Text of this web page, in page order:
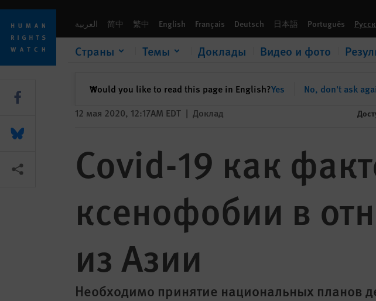
Skip
cookie
privacy
notice
Skip
main
content
العربية 简中 繁中 English Français Deutsch 日本語 Português
Страны Темы Доклады Видео и фото
Would you like to read this page in English?Yes No, don't ask
✕закрыть
12 мая 2020, 12:17AM EDT | Доклад
Covid-19 как
ксенофобии в
из Азии
Необходимо принятие национальных планов
Share this via Facebook
Share this via Bluesky
Share this via Поделиться